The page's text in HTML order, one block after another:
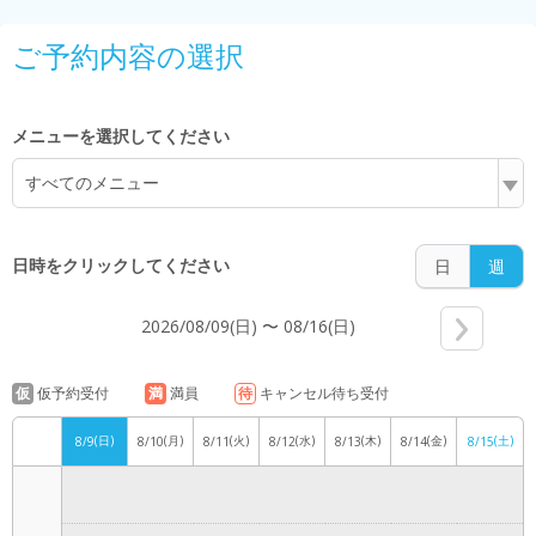
ご予約内容の選択
メニューを選択してください
すべてのメニュー
日時をクリックしてください 日 週
2026/08/09(日) 〜 08/16(日)
仮 仮予約受付 満 満員 待 キャンセル待ち受付
8/9(日) 8/10(月) 8/11(火) 8/12(水) 8/13(木) 8/14(金) 8/15(土)